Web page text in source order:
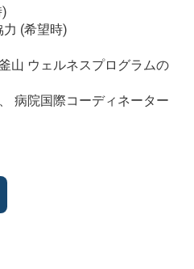
力 (希望時)
山 ウェルネスプログラムの
病院国際コーディネーター